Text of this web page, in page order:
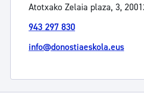
Atotxako Zelaia plaza, 3,
943 297 830
info@donostiaeskola.eus